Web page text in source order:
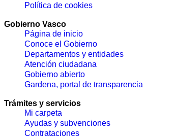
Política de cookies
Gobierno Vasco
Página de inicio
Conoce el Gobierno
Departamentos y entidades
Atención ciudadana
Gobierno abierto
Gardena, portal de transparencia
Trámites y servicios
Mi carpeta
Ayudas y subvenciones
Contrataciones